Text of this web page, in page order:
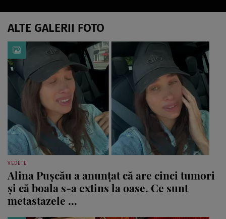
ALTE GALERII FOTO
VEDETE
Alina Pușcău a anunțat că are cinci tumori
și că boala s-a extins la oase. Ce sunt
metastazele ...